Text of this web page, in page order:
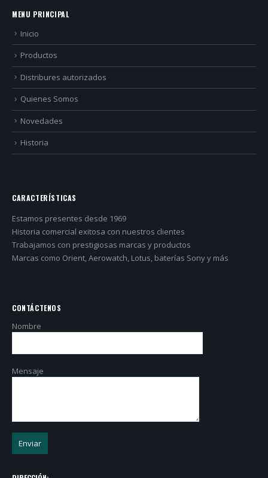
MENU PRINCIPAL
Inicio
Productos
Distribures autorizados
Quienes Somos
Novedades
Historia
CARACTERÍSTICAS
Estamos presentes desde 1969
Historia comercial exitosa con nuestros clientes
Trabajamos con prestigiosas marcas y productos
Marcas como Orient, Aerowatch, Lotus, baterías Sony y más
CONTÁCTENOS
Nombre
Mensaje